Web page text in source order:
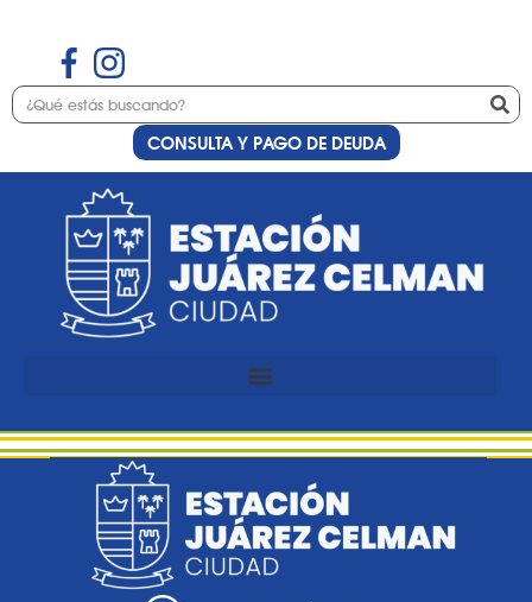
CONSULTA Y PAGO DE DEUDA
Etiqueta:manos
Preinscripción al curso de
uñas esculpidas con nail art